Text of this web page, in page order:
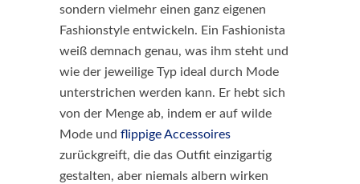
sondern vielmehr einen ganz eigenen
Fashionstyle entwickeln. Ein Fashionista
weiß demnach genau, was ihm steht und
wie der jeweilige Typ ideal durch Mode
unterstrichen werden kann. Er hebt sich
von der Menge ab, indem er auf wilde
Mode und flippige Accessoires
zurückgreift, die das Outfit einzigartig
gestalten, aber niemals albern wirken